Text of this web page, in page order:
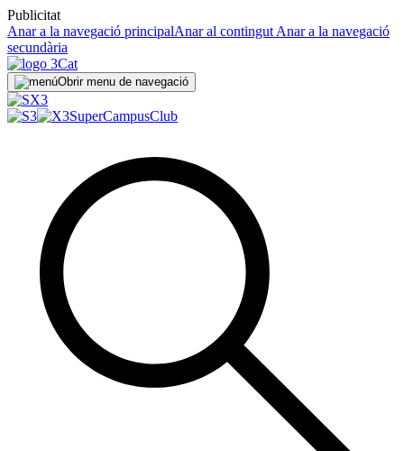
Publicitat
Anar a la navegació principalAnar al contingut Anar a la navegació
secundària
Obrir menu de navegació
SuperCampusClub